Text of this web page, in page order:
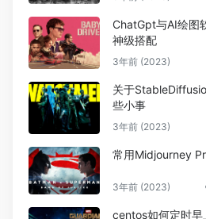
ChatGpt与AI绘图
神级搭配
3年前 (2023)
关于
些小事
3年前 (2023)
常用Midjourney
3年前 (2023)
centos如何定时早